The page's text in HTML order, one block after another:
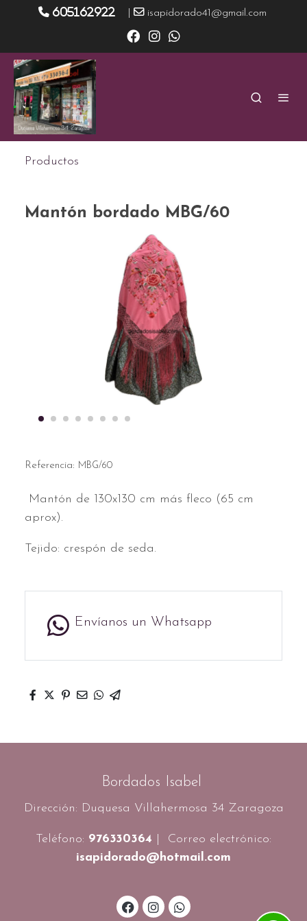
605162922 isapidorado41@gmail.com
Productos
Mantón bordado MBG/60
Referencia: MBG/60
Mantón de 130x130 cm más fleco (65 cm
aprox).
Tejido: crespón de seda.
Envíanos un Whatsapp
Bordados Isabel
Dirección: Duquesa Villahermosa 34 Zaragoza
Teléfono: 976330364 | Correo electrónico:
isapidorado@hotmail.com